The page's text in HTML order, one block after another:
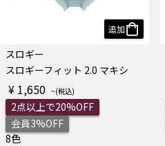
追加
スロギー
スロギーフィット 2.0 マキシ
¥ 1,650
2点以上で20%OFF
会員3%OFF
8色